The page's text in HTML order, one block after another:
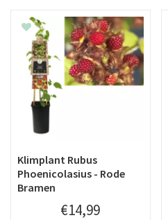
Klimplant Rubus
Phoenicolasius - Rode
Bramen
€14,99